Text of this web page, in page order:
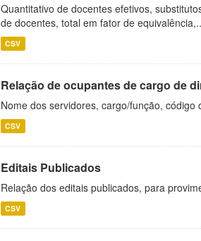
Quantitativo de docentes efetivos,
de docentes, total em fator de
CSV
Relação de ocupantes de cargo de
Nome dos servidores, cargo/função, código
CSV
Editais Publicados
Relação dos editais publicados, para
CSV